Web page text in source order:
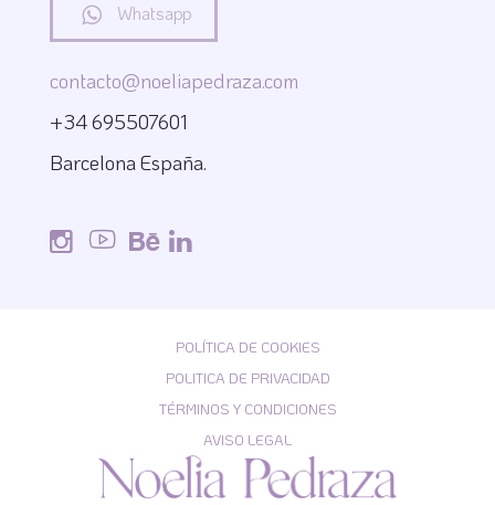
Whatsapp
contacto@noeliapedraza.com
+34 695507601
Barcelona España.
POLÍTICA DE COOKIES
POLITICA DE PRIVACIDAD
TÉRMINOS Y CONDICIONES
AVISO LEGAL